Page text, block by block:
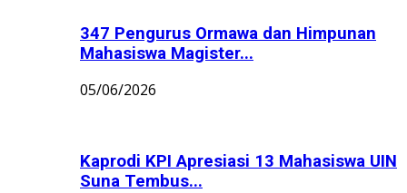
347 Pengurus Ormawa dan Himpunan
Mahasiswa Magister...
05/06/2026
Kaprodi KPI Apresiasi 13 Mahasiswa UIN
Suna Tembus...